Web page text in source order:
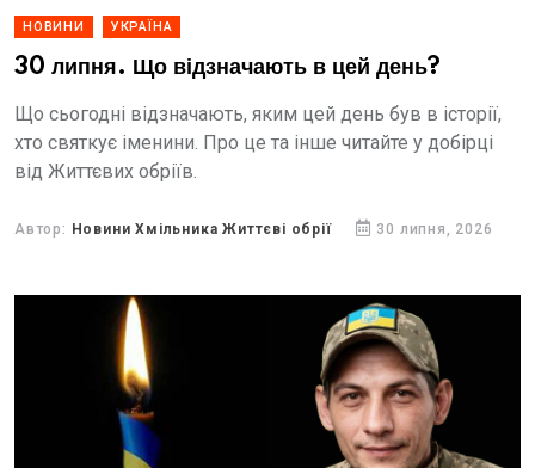
НОВИНИ УКРАЇНА
30 липня. Що відзначають в цей день?
Що сьогодні відзначають, яким цей день був в історії,
хто святкує іменини. Про це та інше читайте у добірці
від Життєвих обріїв.
Автор: Новини Хмільника Життєві обрії 30 липня, 2026